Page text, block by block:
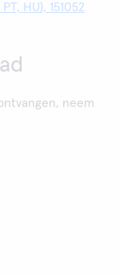
HU), 151052
neem